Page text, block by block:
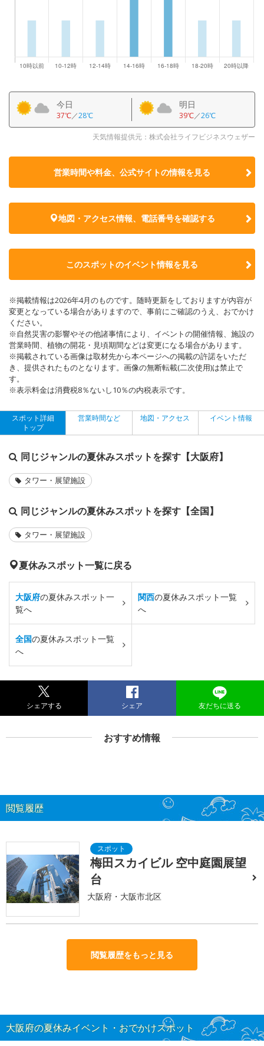
今日
37℃／28℃
明日
39℃／26℃
天気情報提供元：株式会社ライフビジネスウェザー
営業時間や料金、公式サイトの情報を見る
地図・アクセス情報、電話番号を確認する
このスポットのイベント情報を見る
※掲載情報は2026年4月のものです。随時更新をしておりますが内容が
変更となっている場合がありますので、事前にご確認のうえ、おでかけ
ください。
※自然災害の影響やその他諸事情により、イベントの開催情報、施設の
営業時間、植物の開花・見頃期間などは変更になる場合があります。
※掲載されている画像は取材先から本ページへの掲載の許諾をいただ
き、提供されたものとなります。画像の無断転載(二次使用)は禁止で
す。
※表示料金は消費税8％ないし10％の内税表示です。
スポット詳細
トップ
営業時間など 地図・アクセス イベント情報
同じジャンルの夏休みスポットを探す【大阪府】
タワー・展望施設
同じジャンルの夏休みスポットを探す【全国】
タワー・展望施設
夏休みスポット一覧に戻る
大阪府の夏休みスポット一
覧へ
関西の夏休みスポット一覧
へ
全国の夏休みスポット一覧
へ
シェアする シェア 友だちに送る
おすすめ情報
閲覧履歴
梅田スカイビル 空中庭園展望
台
大阪府・大阪市北区
閲覧履歴をもっと見る
大阪府の夏休みイベント・おでかけスポット